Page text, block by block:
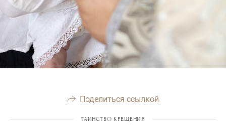
Поделиться ссылкой
ТАИНСТВО КРЕЩЕНИЯ